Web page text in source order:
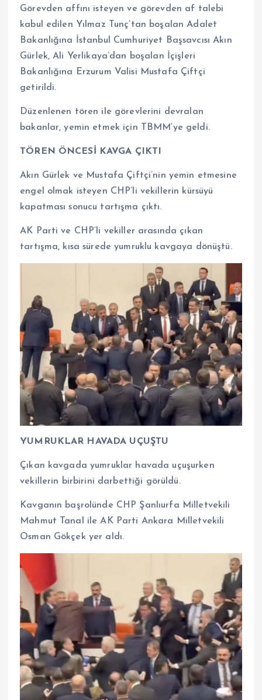
Görevden affını isteyen ve görevden af talebi
kabul edilen Yılmaz Tunç’tan boşalan Adalet
Bakanlığına İstanbul Cumhuriyet Başsavcısı Akın
Gürlek, Ali Yerlikaya’dan boşalan İçişleri
Bakanlığına Erzurum Valisi Mustafa Çiftçi
getirildi.
Düzenlenen tören ile görevlerini devralan
bakanlar, yemin etmek için TBMM’ye geldi.
TÖREN ÖNCESİ KAVGA ÇIKTI
Akın Gürlek ve Mustafa Çiftçi’nin yemin etmesine
engel olmak isteyen CHP’li vekillerin kürsüyü
kapatması sonucu tartışma çıktı.
AK Parti ve CHP’li vekiller arasında çıkan
tartışma, kısa sürede yumruklu kavgaya dönüştü.
YUMRUKLAR HAVADA UÇUŞTU
Çıkan kavgada yumruklar havada uçuşurken
vekillerin birbirini darbettiği görüldü.
Kavganın başrolünde CHP Şanlıurfa Milletvekili
Mahmut Tanal ile AK Parti Ankara Milletvekili
Osman Gökçek yer aldı.